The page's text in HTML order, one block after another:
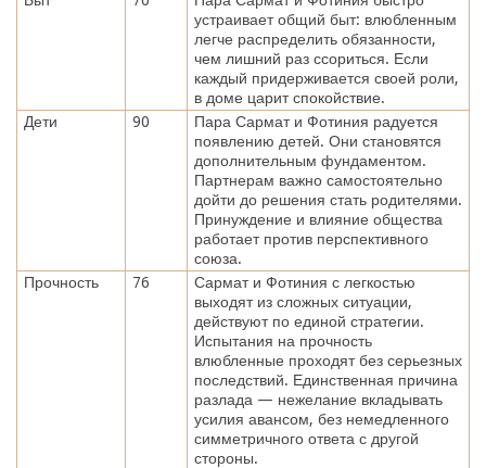
устраивает общий быт: влюбленным
легче распределить обязанности,
чем лишний раз ссориться. Если
каждый придерживается своей роли,
в доме царит спокойствие.
Дети
90
Пара Сармат и Фотиния радуется
появлению детей. Они становятся
дополнительным фундаментом.
Партнерам важно самостоятельно
дойти до решения стать родителями.
Принуждение и влияние общества
работает против перспективного
союза.
Прочность
76
Сармат и Фотиния с легкостью
выходят из сложных ситуации,
действуют по единой стратегии.
Испытания на прочность
влюбленные проходят без серьезных
последствий. Единственная причина
разлада — нежелание вкладывать
усилия авансом, без немедленного
симметричного ответа с другой
стороны.